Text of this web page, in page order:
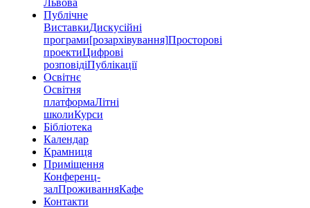
Львова
Публічне
ВиставкиДискусійні
програми[розархівування]Просторові
проектиЦифрові
розповідіПублікації
Освітнє
Освітня
платформаЛітні
школиКурси
Бібліотека
Календар
Крамниця
Приміщення
Конференц-
залПроживанняКафе
Контакти